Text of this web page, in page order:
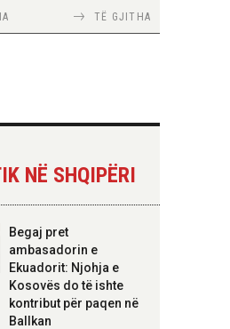
fetar dhe angazhimit
publik
Italia Strategjike —
“Shqipëria në BE,
projekt më i madh se
amaneti i
Skënderbeut dhe
Ismail Qemalit”
TË GJITHA
NË SHQIPËRI
Begaj pret
ambasadorin e
Ekuadorit: Njohja e
Kosovës do të ishte
kontribut për paqen në
Ballkan